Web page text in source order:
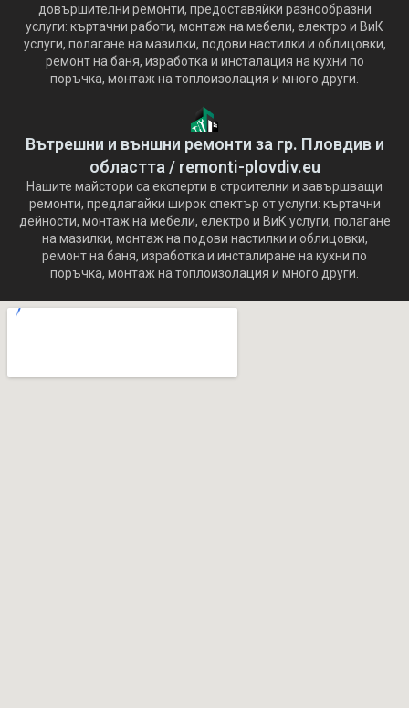
довършителни ремонти, предоставяйки разнообразни
услуги: къртачни работи, монтаж на мебели, електро и ВиК
услуги, полагане на мазилки, подови настилки и облицовки,
ремонт на баня, изработка и инсталация на кухни по
поръчка, монтаж на топлоизолация и много други.
Вътрешни и външни ремонти за гр. Пловдив и
областта / remonti-plovdiv.eu
Нашите майстори са експерти в строителни и завършващи
ремонти, предлагайки широк спектър от услуги: къртачни
дейности, монтаж на мебели, електро и ВиК услуги, полагане
на мазилки, монтаж на подови настилки и облицовки,
ремонт на баня, изработка и инсталиране на кухни по
поръчка, монтаж на топлоизолация и много други.